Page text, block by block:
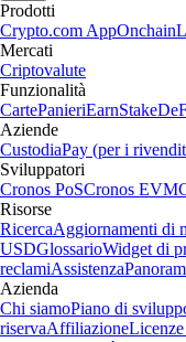
Prodotti
Crypto.com AppOnchain
Mercati
Criptovalute
Funzionalità
CartePanieriEarnStake
Aziende
CustodiaPay (per i
Sviluppatori
Cronos PoSCronos EVM
Risorse
RicercaAggiornamenti di
USDGlossarioWidget di
reclamiAssistenza
Azienda
Chi siamoPiano di
riservaAffiliazione